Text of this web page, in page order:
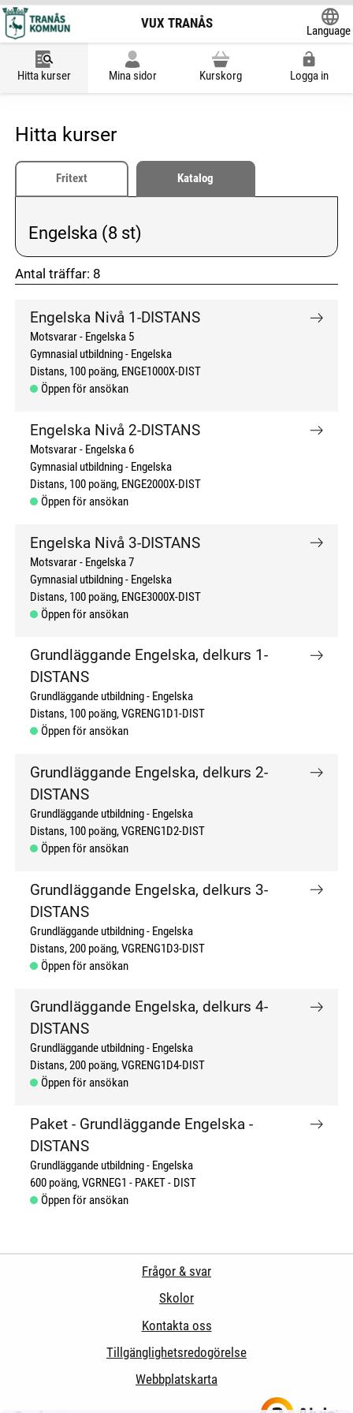
VUX TRANÅS
Language
Hitta kurser Mina sidor Kurskorg Logga in
Hitta kurser
Fritext Katalog
Vald kategori:
Engelska (8 st)
Antal träffar: 8
don't click me don't click me
Engelska Nivå 1-DISTANS
Motsvarar - Engelska 5
Gymnasial utbildning
Engelska
Distans 100 poäng ENGE1000X-DIST
Öppen för ansökan
Engelska Nivå 2-DISTANS
Motsvarar - Engelska 6
Gymnasial utbildning
Engelska
Distans 100 poäng ENGE2000X-DIST
Öppen för ansökan
Engelska Nivå 3-DISTANS
Motsvarar - Engelska 7
Gymnasial utbildning
Engelska
Distans 100 poäng ENGE3000X-DIST
Öppen för ansökan
Grundläggande Engelska, delkurs 1-
DISTANS
Grundläggande utbildning
Engelska
Distans 100 poäng VGRENG1D1-DIST
Öppen för ansökan
Grundläggande Engelska, delkurs 2-
DISTANS
Grundläggande utbildning
Engelska
Distans 100 poäng VGRENG1D2-DIST
Öppen för ansökan
Grundläggande Engelska, delkurs 3-
DISTANS
Grundläggande utbildning
Engelska
Distans 200 poäng VGRENG1D3-DIST
Öppen för ansökan
Grundläggande Engelska, delkurs 4-
DISTANS
Grundläggande utbildning
Engelska
Distans 200 poäng VGRENG1D4-DIST
Öppen för ansökan
Paket - Grundläggande Engelska -
DISTANS
Grundläggande utbildning
Engelska
600 poäng VGRNEG1 - PAKET - DIST
Öppen för ansökan
Frågor & svar
Skolor
Kontakta oss
Tillgänglighetsredogörelse
Webbplatskarta